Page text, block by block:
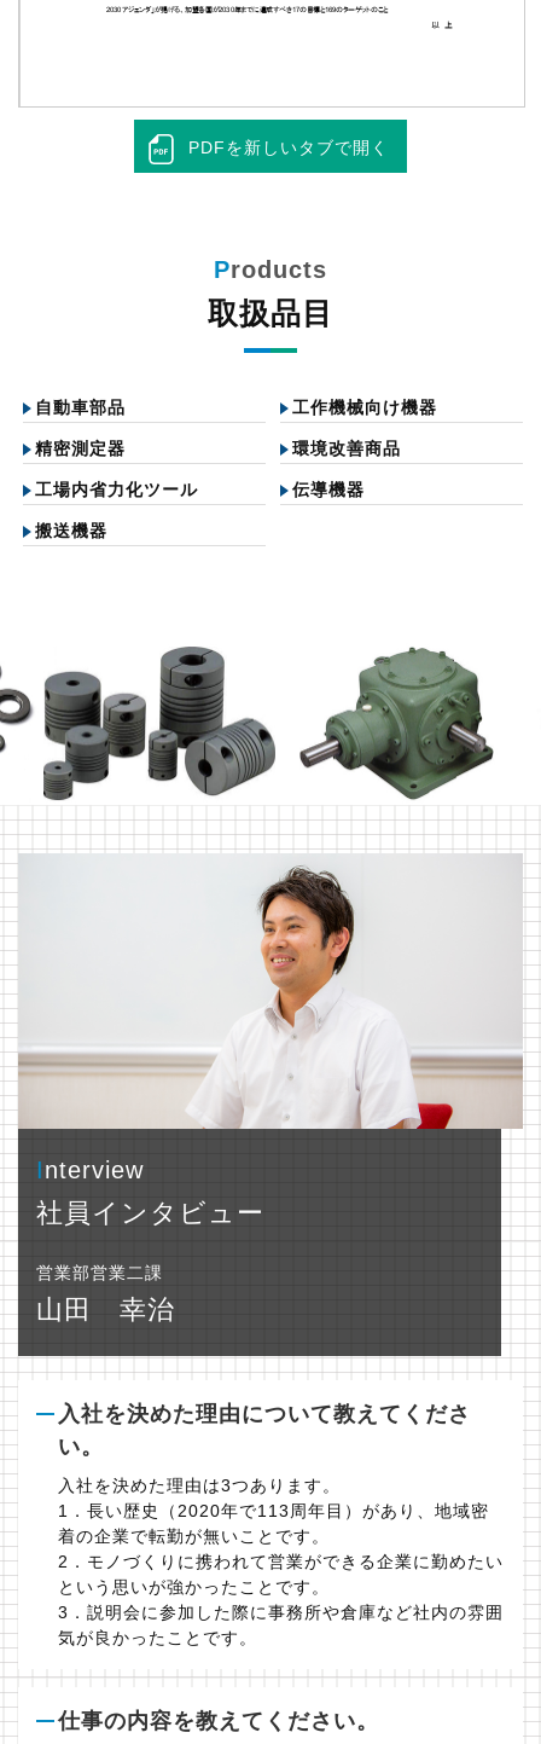
PDFを新しいタブで開く
取扱品目
自動車部品 工作機械向け機器
精密測定器 環境改善商品
工場内省力化ツール 伝導機器
搬送機器
社員インタビュー
営業部営業二課
山田 幸治
入社を決めた理由について教えてくださ
い。
入社を決めた理由は3つあります。
1．長い歴史（2020年で113周年目）があり、地域密
着の企業で転勤が無いことです。
2．モノづくりに携われて営業ができる企業に勤めたい
という思いが強かったことです。
3．説明会に参加した際に事務所や倉庫など社内の雰囲
気が良かったことです。
仕事の内容を教えてください。